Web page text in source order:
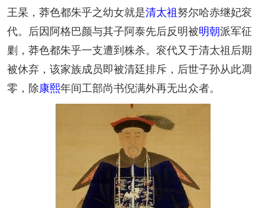
王杲，莽色都朱乎之幼女就是清太祖 努尔哈赤继妃衮
代。后因阿格巴颜与其子阿泰先后反明被明朝派军征
剿，莽色都朱乎一支遭到株杀。衮代又于清太祖后期
被休弃，该家族成员即被清廷排斥，后世子孙从此凋
零，除康熙年间工部尚书倪满外再无出众者。